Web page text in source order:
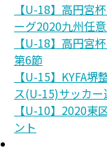
【U-18】高円宮
ーグ2020九州任
【U-18】高円宮
第6節
【U-15】KYFA
ス(U-15)サッカ
【U-10】2020
ント